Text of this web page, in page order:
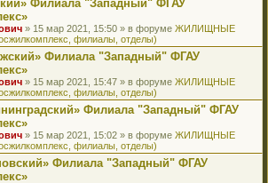
Филиала "Западный" ФГАУ
» 15 мар 2021, 15:50 » в форуме ЖИЛИЩНЫЕ
филиалы, отделы)
Филиала "Западный" ФГАУ
» 15 мар 2021, 15:47 » в форуме ЖИЛИЩНЫЕ
филиалы, отделы)
Филиала "Западный" ФГАУ
» 15 мар 2021, 15:02 » в форуме ЖИЛИЩНЫЕ
филиалы, отделы)
Филиала "Западный" ФГАУ